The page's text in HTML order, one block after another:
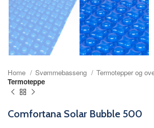
Home Svømmebasseng
Termotepper og
Termoteppe
Comfortana Solar Bubble 500